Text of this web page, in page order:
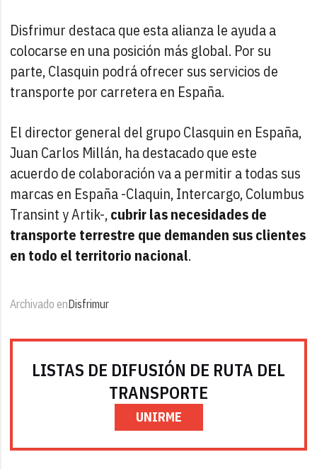
Disfrimur destaca que esta alianza le ayuda a
colocarse en una posición más global. Por su
parte, Clasquin podrá ofrecer sus servicios de
transporte por carretera en España.
El director general del grupo Clasquin en España,
Juan Carlos Millán, ha destacado que este
acuerdo de colaboración va a permitir a todas sus
marcas en España -Claquin, Intercargo, Columbus
Transint y Artik-,cubrir las necesidades de
transporte terrestre que demanden sus clientes
en todo el territorio nacional.
Archivado enDisfrimur
LISTAS DE DIFUSIÓN DE RUTA DEL
TRANSPORTE
UNIRME